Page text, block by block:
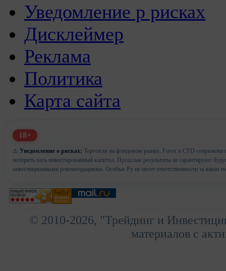
Уведомление р рисках
Дисклеймер
Реклама
Политика
Карта сайта
18+
⚠️ Уведомление о рисках: Торговля на фондовом рынке, Forex и CFD сопряжена
потерять весь инвестированный капитал. Прошлые результаты не гарантируют
инвестиционными рекомендациями. Особые Ру не несет ответственности за ваши
© 2010-2026, "Трейдинг и
материалов с